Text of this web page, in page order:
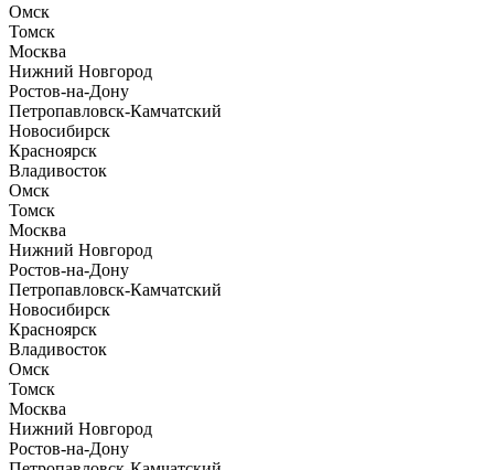
Омск
Томск
Москва
Нижний Новгород
Ростов-на-Дону
Петропавловск-Камчатский
Новосибирск
Красноярск
Владивосток
Омск
Томск
Москва
Нижний Новгород
Ростов-на-Дону
Петропавловск-Камчатский
Новосибирск
Красноярск
Владивосток
Омск
Томск
Москва
Нижний Новгород
Ростов-на-Дону